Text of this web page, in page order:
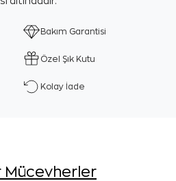
Bakım Garantisi
Özel Şık Kutu
Kolay İade
Mücevherler